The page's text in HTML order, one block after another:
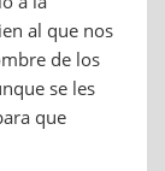
al que nos
de los
se les
que